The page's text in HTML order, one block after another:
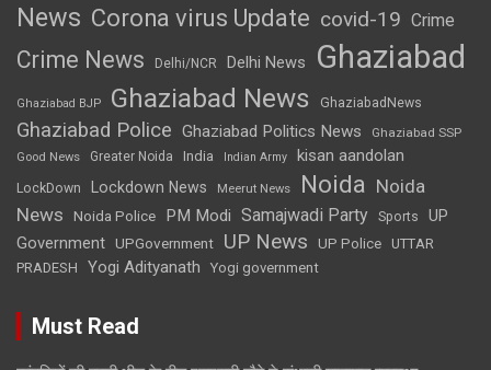
News Corona virus Update covid-19 Crime
Crime News Delhi/NCR Delhi News Ghaziabad
Ghaziabad BJP Ghaziabad News GhaziabadNews
Ghaziabad Police Ghaziabad Politics News Ghaziabad SSP
Good News Greater Noida India Indian Army kisan aandolan
LockDown Lockdown News Meerut News Noida Noida
News
Noida Police PM Modi Samajwadi Party Sports
UP
Government UPGovernment UP News UP Police
UTTAR
PRADESH
Yogi Adityanath Yogi government
Must Read